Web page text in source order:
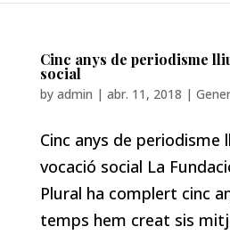
Cinc anys de periodisme
social
by admin | abr. 11, 2018 |
Cinc anys de periodisme
vocació social La
Plural ha complert cinc
temps hem creat sis